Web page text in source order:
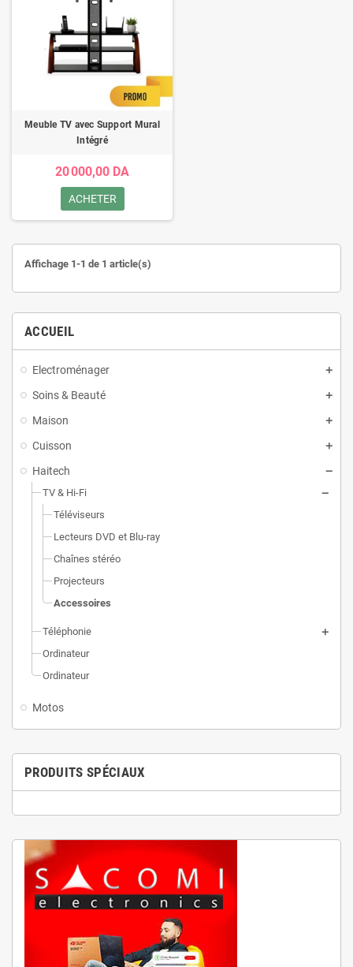
ACCUEIL
Electroménager
Soins & Beauté
Maison
Cuisson
Haitech
TV & Hi-Fi
Téléviseurs
Lecteurs DVD et Blu-ray
Chaînes stéréo
Projecteurs
Accessoires
Téléphonie
Ordinateur
Ordinateur
Motos
PRODUITS SPÉCIAUX
Meuble TV avec Support Mural
Intégré
20 000,00 DA
ACHETER
Affichage 1-1 de 1 article(s)